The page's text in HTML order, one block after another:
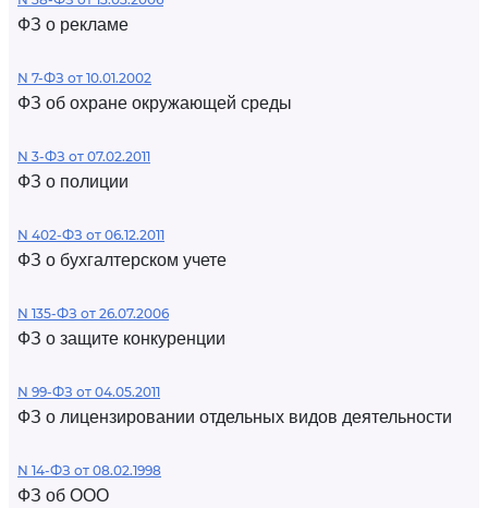
ФЗ о рекламе
N 7-ФЗ от 10.01.2002
ФЗ об охране окружающей среды
N 3-ФЗ от 07.02.2011
ФЗ о полиции
N 402-ФЗ от 06.12.2011
ФЗ о бухгалтерском учете
N 135-ФЗ от 26.07.2006
ФЗ о защите конкуренции
N 99-ФЗ от 04.05.2011
ФЗ о лицензировании отдельных видов деятельности
N 14-ФЗ от 08.02.1998
ФЗ об ООО